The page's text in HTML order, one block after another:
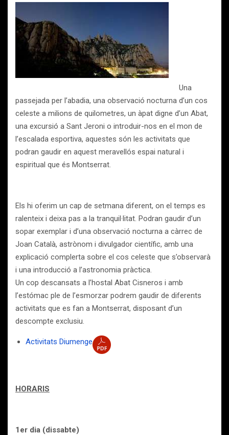
Una
passejada per l’abadia, una observació nocturna d’un cos
celeste a milions de quilometres, un àpat digne d’un Abat,
una excursió a Sant Jeroni o introduir-nos en el mon de
l’escalada esportiva, aquestes són les activitats que
podran gaudir en aquest meravellós espai natural i
espiritual que és Montserrat.
Els hi oferim un cap de setmana diferent, on el temps es
ralenteix i deixa pas a la tranquil·litat. Podran gaudir d’un
sopar exemplar i d’una observació nocturna a càrrec de
Joan Català, astrònom i divulgador científic, amb una
explicació complerta sobre el cos celeste que s’observarà
i una introducció a l’astronomia pràctica.
Un cop descansats a l’hostal Abat Cisneros i amb
l’estómac ple de l’esmorzar podrem gaudir de diferents
activitats que es fan a Montserrat, disposant d’un
descompte exclusiu.
Activitats Diumenge
HORARIS
1er dia (dissabte)